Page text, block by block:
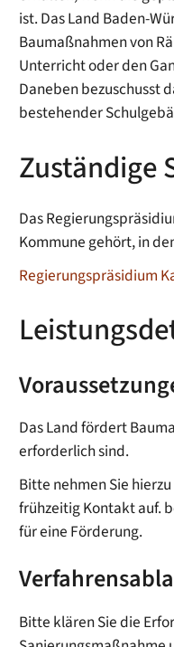
ist. Das Land Baden-
Baumaßnahmen von
Unterricht oder den
Daneben bezuschusst
bestehender
Zuständige
Das
Kommune gehört, in
Regierungspräsidium
Das Land fördert
erforderlich sind.
Bitte nehmen Sie
frühzeitig Kontakt auf.
für eine Förderung.
Bitte klären Sie die